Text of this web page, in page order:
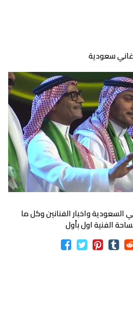
سعودية
السعودية واخبار الفنانين وكل ما
الفنية اول بأول